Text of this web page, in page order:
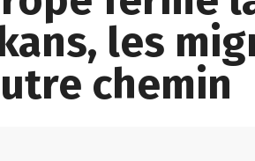
les
chemin